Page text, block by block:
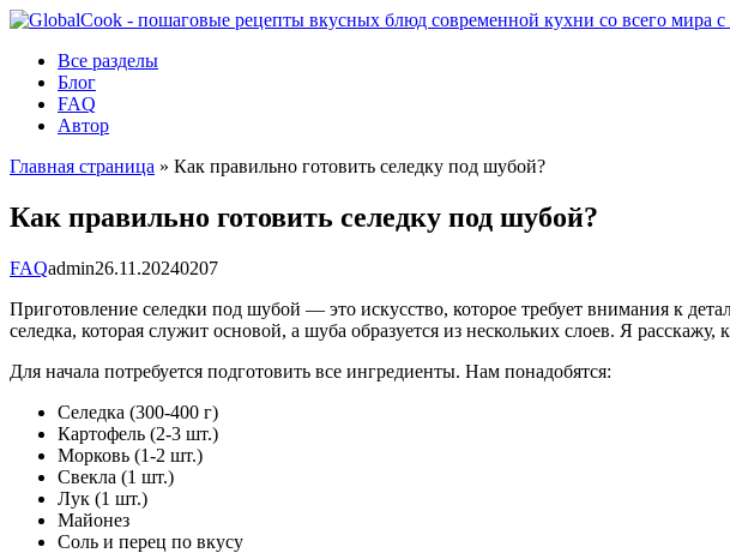
Перейти
контентуВсе разделы
Блог
FAQ
Автор
Главная страница » Как правильно готовить селедку под шубой?
Как правильно готовить селедку под шубой?
FAQadmin26.11.20240207
Приготовление селедки под шубой — это искусство, которое требует внимания к
селедка, которая служит основой, а шуба образуется из нескольких слоев. Я
Для начала потребуется подготовить все ингредиенты. Нам понадобятся:
Селедка (300-400 г)
Картофель (2-3 шт.)
Морковь (1-2 шт.)
Свекла (1 шт.)
Лук (1 шт.)
Майонез
Соль и перец по вкусу